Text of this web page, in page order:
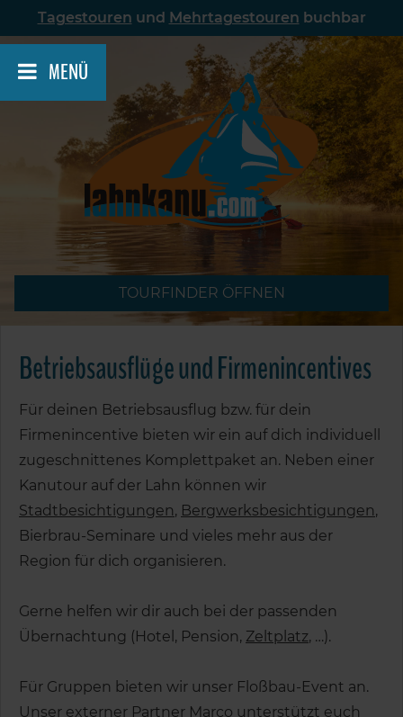
to
content
Tagestouren und Mehrtagestouren buchbar
TOURFINDER ÖFFNEN
Betriebsausflüge und Firmenincentives
Für deinen Betriebsausflug bzw. für dein
Firmenincentive bieten wir ein auf dich individuell
zugeschnittenes Komplettpaket an. Neben einer
Kanutour auf der Lahn können wir
Stadtbesichtigungen, Bergwerksbesichtigungen,
Bierbrau-Seminare und vieles mehr aus der
Region für dich organisieren.
Gerne helfen wir dir auch bei der passenden
Übernachtung (Hotel, Pension, Zeltplatz, …).
Für Gruppen bieten wir unser Floßbau-Event an.
Unser externer Partner Marco unterstützt euch
MENÜ